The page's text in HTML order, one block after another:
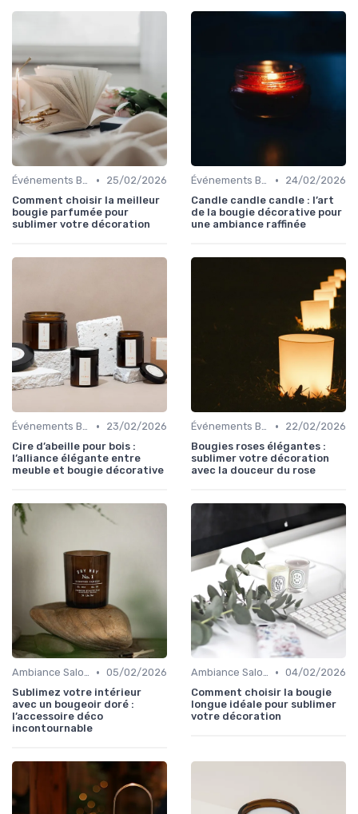
Événements Bougies •
25/02/2026
Comment choisir la meilleur
bougie parfumée pour
sublimer votre décoration
Événements Bougies •
24/02/2026
Candle candle candle : l’art
de la bougie décorative pour
une ambiance raffinée
Événements Bougies •
23/02/2026
Cire d’abeille pour bois :
l’alliance élégante entre
meuble et bougie décorative
Événements Bougies •
22/02/2026
Bougies roses élégantes :
sublimer votre décoration
avec la douceur du rose
Ambiance Salon • 05/02/2026
Sublimez votre intérieur
avec un bougeoir doré :
l’accessoire déco
incontournable
Ambiance Salon • 04/02/2026
Comment choisir la bougie
longue idéale pour sublimer
votre décoration